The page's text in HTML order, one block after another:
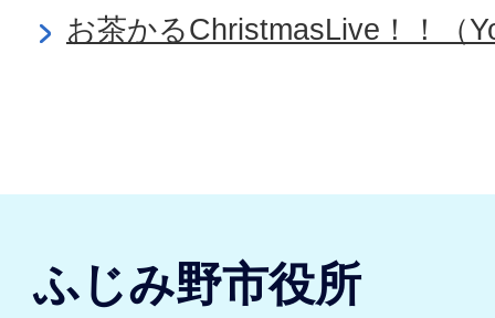
お茶かるChristmasLive！！（
ふじみ野市役所